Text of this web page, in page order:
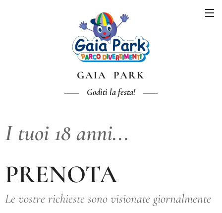
GAIA PARK
Goditi la festa!
I tuoi 18 anni...
PRENOTA
Le vostre richieste sono visionate giornalmente